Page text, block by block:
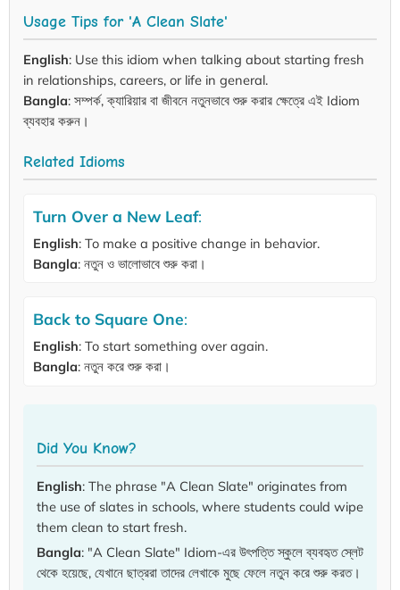
Usage Tips for 'A Clean Slate'
English: Use this idiom when talking about starting fresh
in relationships, careers, or life in general.
Bangla: সম্পর্ক, ক্যারিয়ার বা জীবনে নতুনভাবে শুরু করার ক্ষেত্রে এই Idiom
ব্যবহার করুন।
Related Idioms
Turn Over a New Leaf:
English: To make a positive change in behavior.
Bangla: নতুন ও ভালোভাবে শুরু করা।
Back to Square One:
English: To start something over again.
Bangla: নতুন করে শুরু করা।
Did You Know?
English: The phrase "A Clean Slate" originates from
the use of slates in schools, where students could wipe
them clean to start fresh.
Bangla: "A Clean Slate" Idiom-এর উৎপত্তি স্কুলে ব্যবহৃত স্লেট
থেকে হয়েছে, যেখানে ছাত্ররা তাদের লেখাকে মুছে ফেলে নতুন করে শুরু করত।